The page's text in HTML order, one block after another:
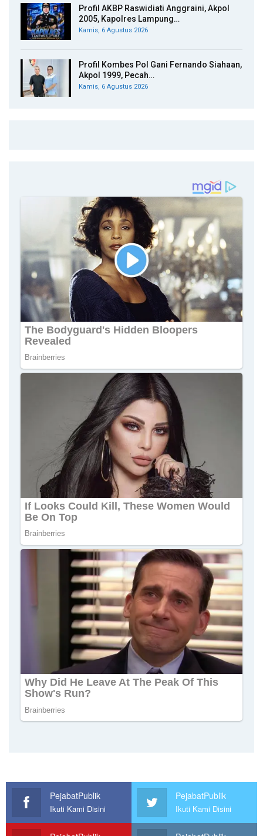
Profil AKBP Raswidiati Anggraini, Akpol
2005, Kapolres Lampung…
Kamis, 6 Agustus 2026
Profil Kombes Pol Gani Fernando Siahaan,
Akpol 1999, Pecah…
Kamis, 6 Agustus 2026
PejabatPublik
Ikuti Kami Disini
PejabatPublik
Ikuti Kami Disini